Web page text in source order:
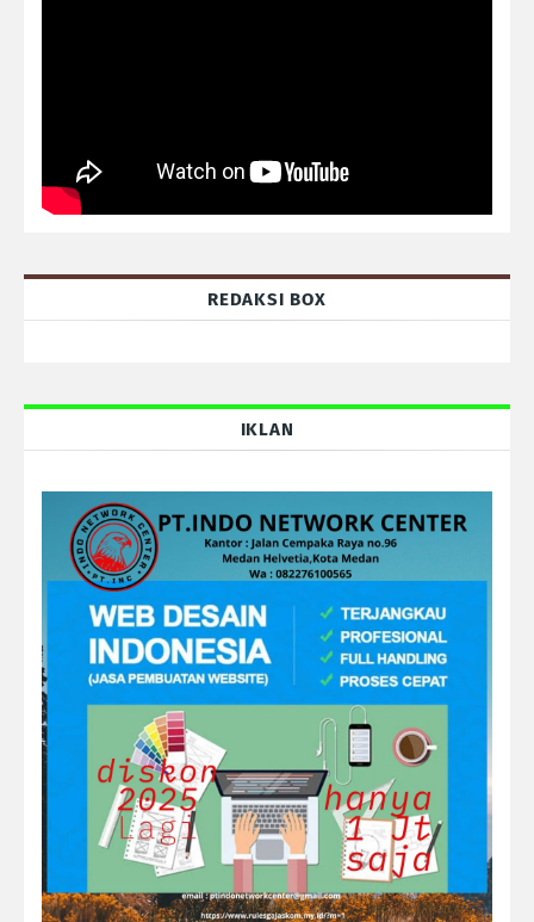
REDAKSI BOX
IKLAN